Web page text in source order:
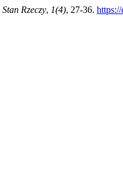
Stan Rzeczy, 1(4), 27-36.